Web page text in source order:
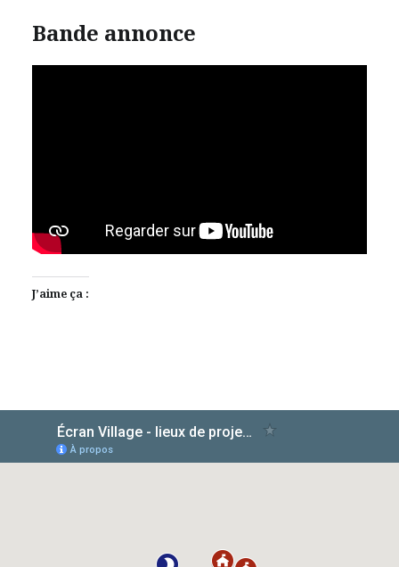
Bande annonce
J’aime ça :
AlloCiné